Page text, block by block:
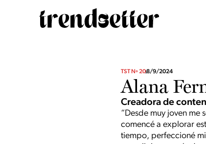
TST Nº 208/9/2024
Alana
Creadora de
“Desde muy joven me
comencé a explorar
tiempo, perfeccioné